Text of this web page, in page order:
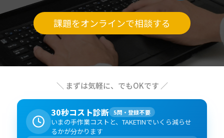
課題をオンラインで相談する
＼ まずは気軽に、でもOKです ／
30秒コスト診断 5問・登録不要
いまの手作業コストと、TAKETINでいくら減らせ
るかが分かります